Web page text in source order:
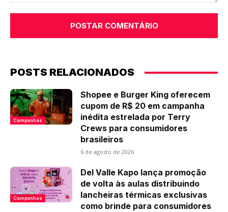
POSTS RELACIONADOS
Campanhas
Shopee e Burger King oferecem
cupom de R$ 20 em campanha
inédita estrelada por Terry
Crews para consumidores
brasileiros
6 de agosto de 2026
Campanhas
Del Valle Kapo lança promoção
de volta às aulas distribuindo
lancheiras térmicas exclusivas
como brinde para consumidores